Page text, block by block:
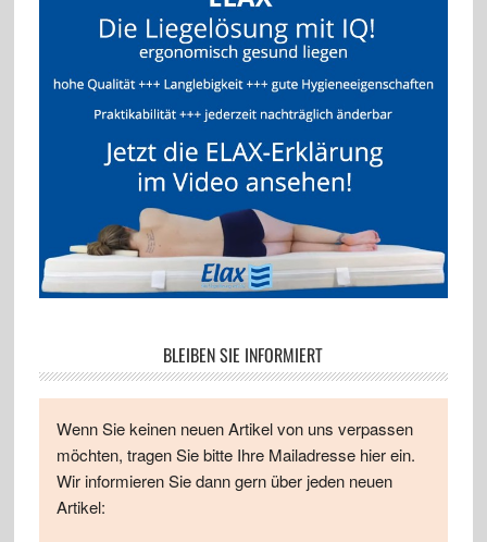
BLEIBEN SIE INFORMIERT
Wenn Sie keinen neuen Artikel von uns verpassen
möchten, tragen Sie bitte Ihre Mailadresse hier ein.
Wir informieren Sie dann gern über jeden neuen
Artikel: